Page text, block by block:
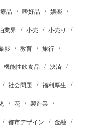
品 嗜好品 娯楽
業界 小売 小売り
影 教育 旅行
機能性飲食品 決済
社会問題 福利厚生
花 製造業
都市デザイン 金融